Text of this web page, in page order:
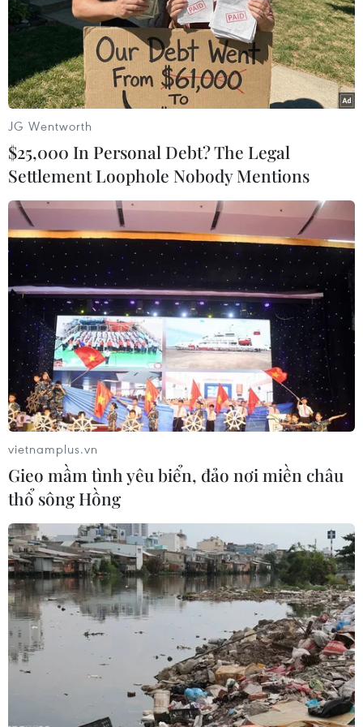
ASEAN-Trung Quốc tăng cường hợp tác
ứng phó dịch bệnh COVID-19
20/02/2020 12:46
ASEAN và Trung Quốc khẳng định sẽ nỗ lực giảm thiểu
tác động của dịch bệnh đối với phát triển kinh tế-xã hội
của các nước cũng như duy trì trao đổi kinh tế, thương
JG Wentworth
$25,000 In Personal Debt? The Legal
Settlement Loophole Nobody Mentions
vietnamplus.vn
Gieo mầm tình yêu biển, đảo nơi miền châu
thổ sông Hồng